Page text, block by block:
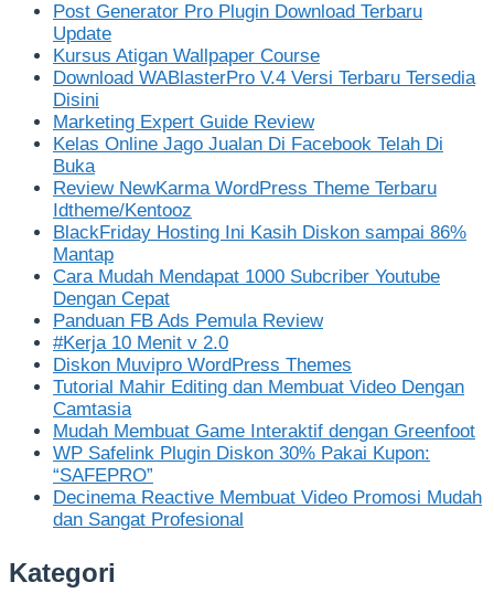
Post Generator Pro Plugin Download Terbaru
Update
Kursus Atigan Wallpaper Course
Download WABlasterPro V.4 Versi Terbaru Tersedia
Disini
Marketing Expert Guide Review
Kelas Online Jago Jualan Di Facebook Telah Di
Buka
Review NewKarma WordPress Theme Terbaru
Idtheme/Kentooz
BlackFriday Hosting Ini Kasih Diskon sampai 86%
Mantap
Cara Mudah Mendapat 1000 Subcriber Youtube
Dengan Cepat
Panduan FB Ads Pemula Review
#Kerja 10 Menit v 2.0
Diskon Muvipro WordPress Themes
Tutorial Mahir Editing dan Membuat Video Dengan
Camtasia
Mudah Membuat Game Interaktif dengan Greenfoot
WP Safelink Plugin Diskon 30% Pakai Kupon:
“SAFEPRO”
Decinema Reactive Membuat Video Promosi Mudah
dan Sangat Profesional
Kategori